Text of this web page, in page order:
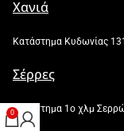
Χανιά
Κατάστημα Κυδωνίας
Σέρρες
Κατάστημα 1ο χλμ
0